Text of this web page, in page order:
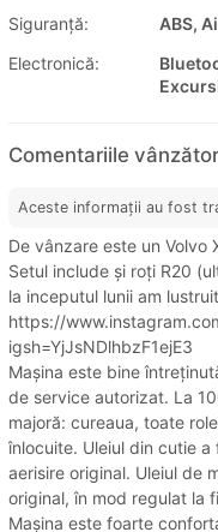
Siguranţă:
ABS,
Electronică:
Comentariile
Aceste informații au fost
De vânzare este un Volvo
Setul include și roți R20
la inceputul lunii am
https://
igsh=YjJsNDlhbzF1ejE3
Mașina este bine
de service autorizat. La
majoră: cureaua, toate
înlocuite. Uleiul din cutie
aerisire original. Uleiul de
original, în mod regulat la
Mașina este foarte